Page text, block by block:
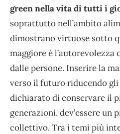
green nella vita di tutti i
soprattutto nell’ambito
dimostrano virtuose sotto
maggiore è l’autorevolezza
dalle persone. Inserire la
verso il futuro riducendo
dichiarato di conservare il
generazioni, dev’essere un
collettivo. Tra i temi più